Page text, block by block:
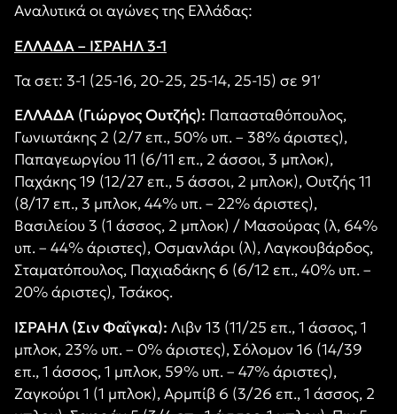
Αναλυτικά οι αγώνες της Ελλάδας:
ΕΛΛΑΔΑ – ΙΣΡΑΗΛ 3-1
Τα σετ: 3-1 (25-16, 20-25, 25-14, 25-15) σε 91′
ΕΛΛΑΔΑ (Γιώργος Ουτζής): Παπασταθόπουλος,
Γωνιωτάκης 2 (2/7 επ., 50% υπ. – 38% άριστες),
Παπαγεωργίου 11 (6/11 επ., 2 άσσοι, 3 μπλοκ),
Παχάκης 19 (12/27 επ., 5 άσσοι, 2 μπλοκ), Ουτζής 11
(8/17 επ., 3 μπλοκ, 44% υπ. – 22% άριστες),
Βασιλείου 3 (1 άσσος, 2 μπλοκ) / Μασούρας (λ, 64%
υπ. – 44% άριστες), Οσμανλάρι (λ), Λαγκουβάρδος,
Σταματόπουλος, Παχιαδάκης 6 (6/12 επ., 40% υπ. –
20% άριστες), Τσάκος.
ΙΣΡΑΗΛ (Σιν Φαΐγκα): Λιβν 13 (11/25 επ., 1 άσσος, 1
μπλοκ, 23% υπ. – 0% άριστες), Σόλομον 16 (14/39
επ., 1 άσσος, 1 μπλοκ, 59% υπ. – 47% άριστες),
Ζαγκούρι 1 (1 μπλοκ), Αρμπίβ 6 (3/26 επ., 1 άσσος, 2